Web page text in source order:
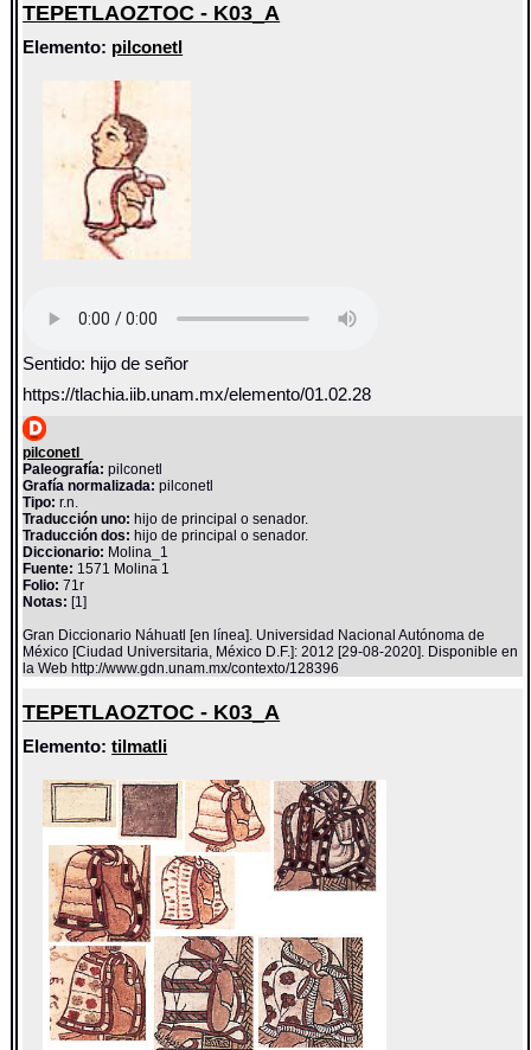
TEPETLAOZTOC - K03_A
Elemento: pilconetl
Sentido: hijo de señor
https://tlachia.iib.unam.mx/elemento/01.02.28
pilconetl
Paleografía: pilconetl
Grafía normalizada: pilconetl
Tipo: r.n.
Traducción uno: hijo de principal o senador.
Traducción dos: hijo de principal o senador.
Diccionario: Molina_1
Fuente: 1571 Molina 1
Folio: 71r
Notas: [1]
Gran Diccionario Náhuatl [en línea]. Universidad Nacional Autónoma de
México [Ciudad Universitaria, México D.F.]: 2012 [29-08-2020]. Disponible en
la Web http://www.gdn.unam.mx/contexto/128396
TEPETLAOZTOC - K03_A
Elemento:tilmatli